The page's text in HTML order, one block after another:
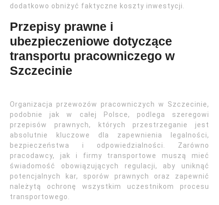
dodatkowo obniżyć faktyczne koszty inwestycji.
Przepisy prawne i
ubezpieczeniowe dotyczące
transportu pracowniczego w
Szczecinie
Organizacja przewozów pracowniczych w Szczecinie,
podobnie jak w całej Polsce, podlega szeregowi
przepisów prawnych, których przestrzeganie jest
absolutnie kluczowe dla zapewnienia legalności,
bezpieczeństwa i odpowiedzialności. Zarówno
pracodawcy, jak i firmy transportowe muszą mieć
świadomość obowiązujących regulacji, aby uniknąć
potencjalnych kar, sporów prawnych oraz zapewnić
należytą ochronę wszystkim uczestnikom procesu
transportowego.